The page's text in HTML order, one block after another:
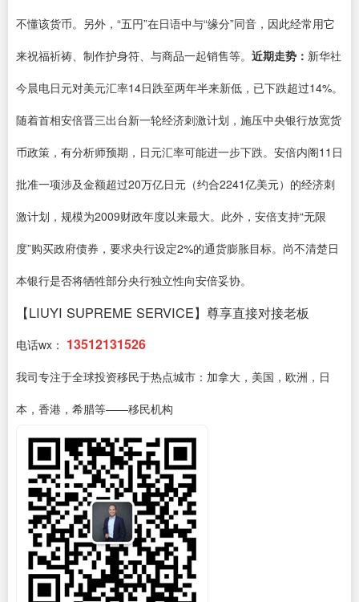
不懂该货币。另外，“五円”在日语中与“缘分”同音，因此经常用它
来祝福祈祷、制作护身符、与商品一起销售等。 近期走势： 新华社
今晨电日元对美元汇率14日跌至两年半来新低，已下跌超过14%。
随着首相安倍晋三出台新一轮经济刺激计划，施压中央银行放宽货
币政策，有分析师预期，日元汇率可能进一步下跌。安倍内阁11日
批准一项涉及金额超过20万亿日元（约合2241亿美元）的经济刺
激计划，规模为2009财政年度以来最大。此外，安倍支持“无限
度”购买政府债券，要求央行设定2%的通货膨胀目标。尚不清楚日
本银行是否将牺牲部分央行独立性向安倍妥协。
【LIUYI SUPREME SERVICE】尊享直接对接老板
电话wx： 13512131526
我司专注于全球投资移民于热点城市：加拿大，美国，欧洲，日
本，香港，希腊等——移民机构